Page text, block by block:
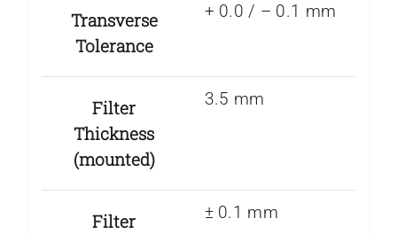
Transverse
Tolerance
+ 0.0 / – 0.1 mm
Filter
Thickness
(mounted)
3.5 mm
Filter
± 0.1 mm